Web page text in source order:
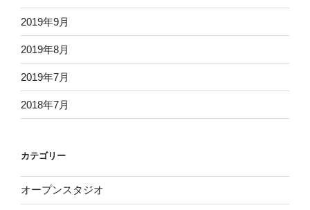
2019年9月
2019年8月
2019年7月
2018年7月
カテゴリー
オープンスタジオ